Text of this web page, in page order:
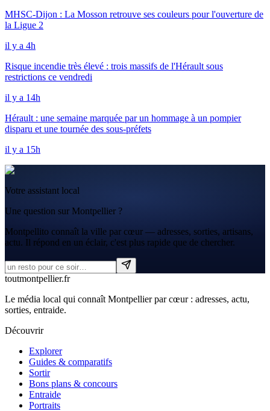
MHSC-Dijon : La Mosson retrouve ses couleurs pour l'ouverture de
la Ligue 2
il y a 4h
Risque incendie très élevé : trois massifs de l'Hérault sous
restrictions ce vendredi
il y a 14h
Hérault : une semaine marquée par un hommage à un pompier
disparu et une tournée des sous-préfets
il y a 15h
Votre assistant local
Une question sur Montpellier ?
Montpellito connaît la ville par cœur — adresses, sorties, artisans,
actu. Il répond en un éclair, c'est plus rapide que de chercher.
toutmontpellier.fr
Le média local qui connaît Montpellier par cœur : adresses, actu,
sorties, entraide.
Découvrir
Explorer
Guides & comparatifs
Sortir
Bons plans & concours
Entraide
Portraits